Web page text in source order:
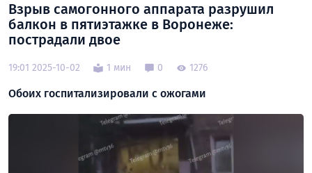
Взрыв самогонного аппарата разрушил
балкон в пятиэтажке в Воронеже:
пострадали двое
19:01 2025-10-02 1 мин 0 1276
Обоих госпитализировали с ожогами